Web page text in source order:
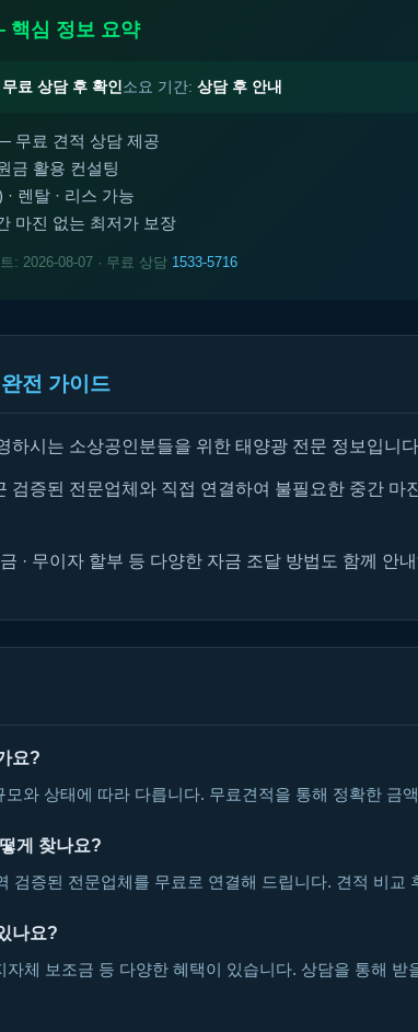
핵심 정보 요약
무료 상담 후 확인 소요 기간: 상담 후 안내
무료 견적 상담 제공
금 활용 컨설팅
렌탈 · 리스 가능
마진 없는 최저가 보장
: 2026-08-07 · 무료 상담 1533-5716
전 가이드
하시는 소상공인분들을 위한 태양광 전문 정보입니
검증된 전문업체와 직접 연결하여 불필요한 중간 마
· 무이자 할부 등 다양한 자금 조달 방법도 함께 안
요?
와 상태에 따라 다릅니다. 무료견적을 통해 정확한 금
게 찾나요?
검증된 전문업체를 무료로 연결해 드립니다. 견적 비교
나요?
자체 보조금 등 다양한 혜택이 있습니다. 상담을 통해 받